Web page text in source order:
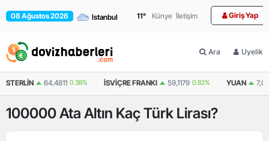
08 Ağustos 2026 11° Künye İletişim Giriş Yap
Ara Üyelik
STERLIN 64,4811 0.38% İSVIÇRE FRANKI 59,1179 0.82% YUAN
100000Ata Altın Kaç Türk Lirası?